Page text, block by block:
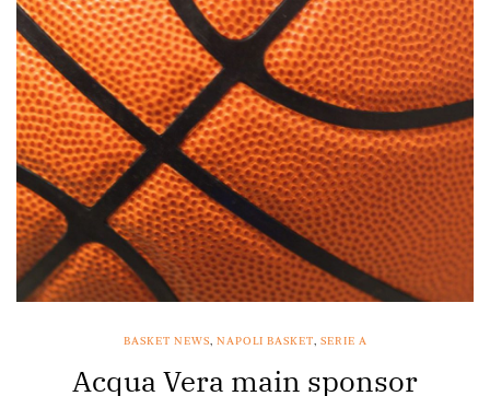
BASKET NEWS, NAPOLI BASKET, SERIE A
Acqua Vera main sponsor